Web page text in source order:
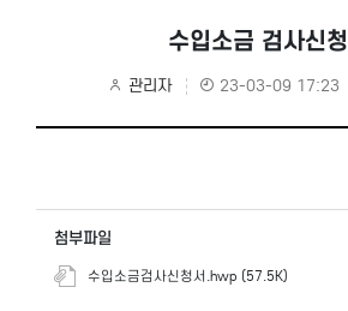
수입소금 검사신
관리자 23-03-09 17:23
첨부파일
수입소금검사신청서.hwp (57.5K)